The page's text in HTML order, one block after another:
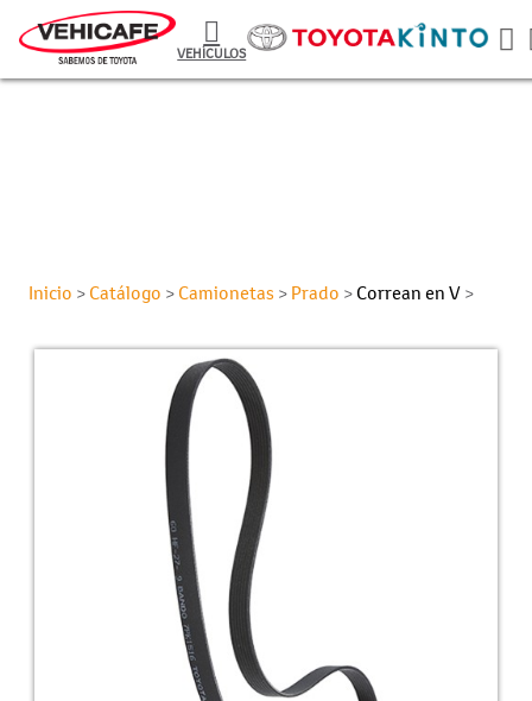
VEHÍCULOS
Inicio > Catálogo > Camionetas > Prado > Correan en V >